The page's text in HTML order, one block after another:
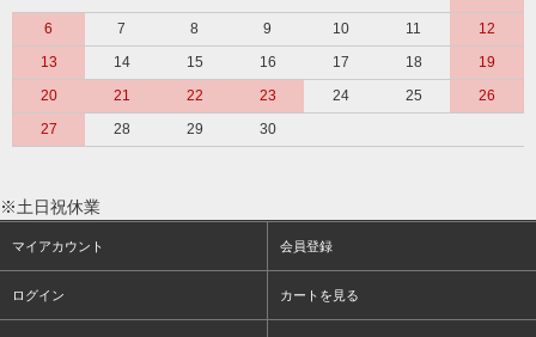
6
7 8 9 10 11
12
13
14 15 16 17 18
19
20
21 22 23 24 25
26
27
28 29 30
※土日祝休業
マイアカウント 会員登録
ログイン カートを見る